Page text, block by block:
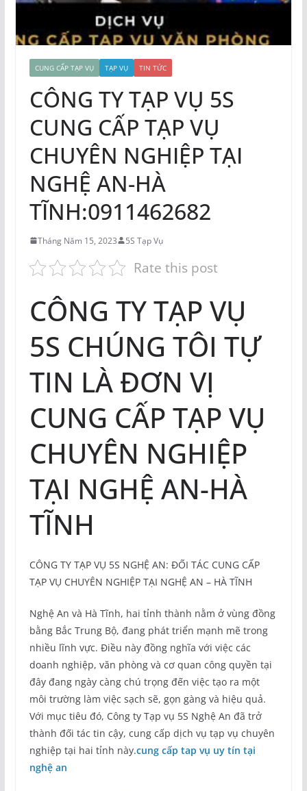
CUNG CẤP TẠP VỤ TẠP VỤ TIN TỨC
CÔNG TY TẠP VỤ 5S
CUNG CẤP TẠP VỤ
CHUYÊN NGHIỆP TẠI
NGHỆ AN-HÀ
TĨNH:0911462682
Tháng Năm 15, 2023 5S Tạp Vụ
Rate this post
CÔNG TY TẠP VỤ
5S CHÚNG TÔI TỰ
TIN LÀ ĐƠN VỊ
CUNG CẤP TẠP VỤ
CHUYÊN NGHIỆP
TẠI NGHỆ AN-HÀ
TĨNH
CÔNG TY TẠP VỤ 5S NGHỆ AN: ĐỐI TÁC CUNG CẤP
TẠP VỤ CHUYÊN NGHIỆP TẠI NGHỆ AN – HÀ TĨNH
Nghệ An và Hà Tĩnh, hai tỉnh thành nằm ở vùng đồng
bằng Bắc Trung Bộ, đang phát triển mạnh mẽ trong
nhiều lĩnh vực. Điều này đồng nghĩa với việc các
doanh nghiệp, văn phòng và cơ quan công quyền tại
đây đang ngày càng chú trọng đến việc tạo ra một
môi trường làm việc sạch sẽ, gọn gàng và hiệu quả.
Với mục tiêu đó, Công ty Tạp vụ 5S Nghệ An đã trở
thành đối tác tin cậy, cung cấp dịch vụ tạp vụ chuyên
nghiệp tại hai tỉnh này.cung cấp tap vụ uy tín tại
nghệ an